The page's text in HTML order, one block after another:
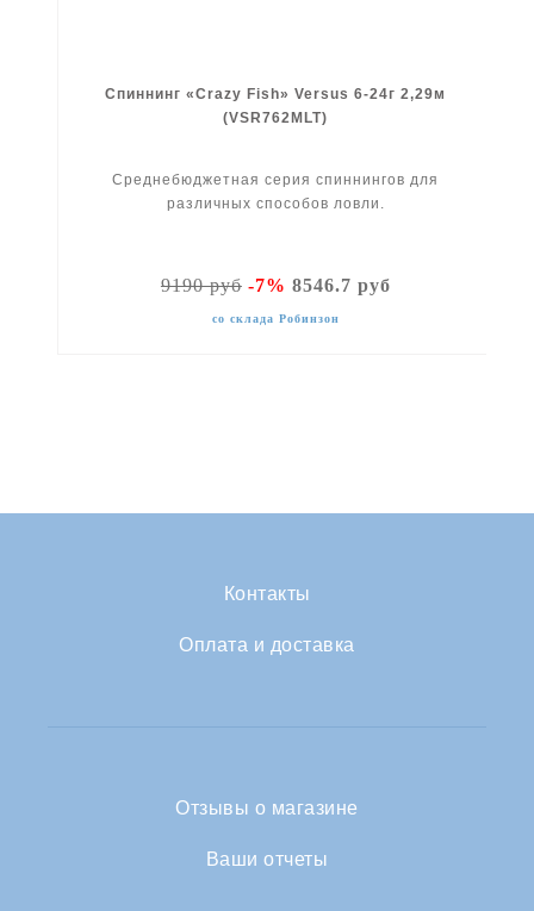
Спиннинг «Crazy Fish» Versus 6-24г 2,29м
(VSR762MLT)
Среднебюджетная серия спиннингов для
различных способов ловли.
9190 руб-7% 8546.7 руб
со склада Робинзон
Контакты
Оплата и доставка
Отзывы о магазине
Ваши отчеты